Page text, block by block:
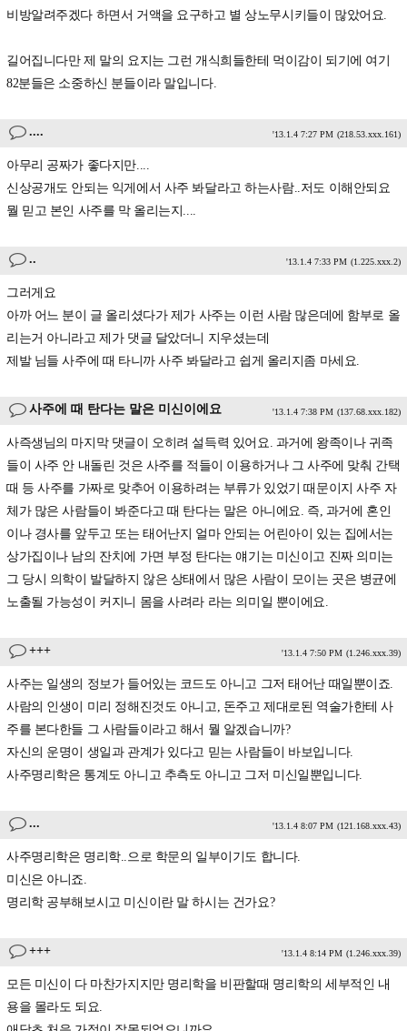
비방알려주겠다 하면서 거액을 요구하고 별 상노무시키들이 많았어요.
길어집니다만 제 말의 요지는 그런 개식희들한테 먹이감이 되기에 여기
82분들은 소중하신 분들이라 말입니다.
.... '13.1.4 7:27 PM (218.53.xxx.161)
아무리 공짜가 좋다지만....
신상공개도 안되는 익게에서 사주 봐달라고 하는사람..저도 이해안되요
뭘 믿고 본인 사주를 막 올리는지....
.. '13.1.4 7:33 PM (1.225.xxx.2)
그러게요
아까 어느 분이 글 올리셨다가 제가 사주는 이런 사람 많은데에 함부로 올
리는거 아니라고 제가 댓글 달았더니 지우셨는데
제발 님들 사주에 때 타니까 사주 봐달라고 쉽게 올리지좀 마세요.
사주에 때 탄다는 말은 미신이에요 '13.1.4 7:38 PM (137.68.xxx.182)
사즉생님의 마지막 댓글이 오히려 설득력 있어요. 과거에 왕족이나 귀족
들이 사주 안 내돌린 것은 사주를 적들이 이용하거나 그 사주에 맞춰 간택
때 등 사주를 가짜로 맞추어 이용하려는 부류가 있었기 때문이지 사주 자
체가 많은 사람들이 봐준다고 때 탄다는 말은 아니에요. 즉, 과거에 혼인
이나 경사를 앞두고 또는 태어난지 얼마 안되는 어린아이 있는 집에서는
상가집이나 남의 잔치에 가면 부정 탄다는 얘기는 미신이고 진짜 의미는
그 당시 의학이 발달하지 않은 상태에서 많은 사람이 모이는 곳은 병균에
노출될 가능성이 커지니 몸을 사려라 라는 의미일 뿐이에요.
+++ '13.1.4 7:50 PM (1.246.xxx.39)
사주는 일생의 정보가 들어있는 코드도 아니고 그저 태어난 때일뿐이죠.
사람의 인생이 미리 정해진것도 아니고, 돈주고 제대로된 역술가한테 사
주를 본다한들 그 사람들이라고 해서 뭘 알겠습니까?
자신의 운명이 생일과 관계가 있다고 믿는 사람들이 바보입니다.
사주명리학은 통계도 아니고 추측도 아니고 그저 미신일뿐입니다.
... '13.1.4 8:07 PM (121.168.xxx.43)
사주명리학은 명리학..으로 학문의 일부이기도 합니다.
미신은 아니죠.
명리학 공부해보시고 미신이란 말 하시는 건가요?
+++ '13.1.4 8:14 PM (1.246.xxx.39)
모든 미신이 다 마찬가지지만 명리학을 비판할때 명리학의 세부적인 내
용을 몰라도 되요.